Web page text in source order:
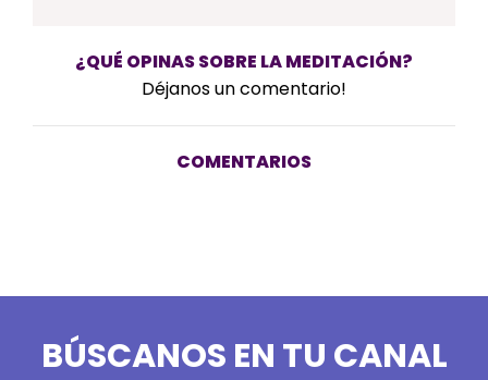
¿QUÉ OPINAS SOBRE LA MEDITACIÓN?
Déjanos un comentario!
COMENTARIOS
BÚSCANOS EN TU CANAL